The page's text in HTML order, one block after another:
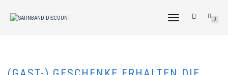
NAVIGATION
0